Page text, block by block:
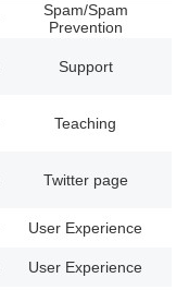
Spam/Spam
Prevention
Support
Teaching
Twitter page
User Experience
User Experience